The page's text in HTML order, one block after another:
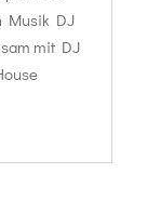
Musik DJ
mit DJ